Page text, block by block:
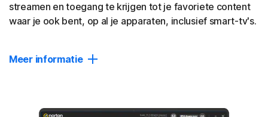
streamen en toegang te krijgen tot je favoriete content
waar je ook bent, op al je apparaten, inclusief smart-tv's.
Meer informatie
zonder onderbrekingen.